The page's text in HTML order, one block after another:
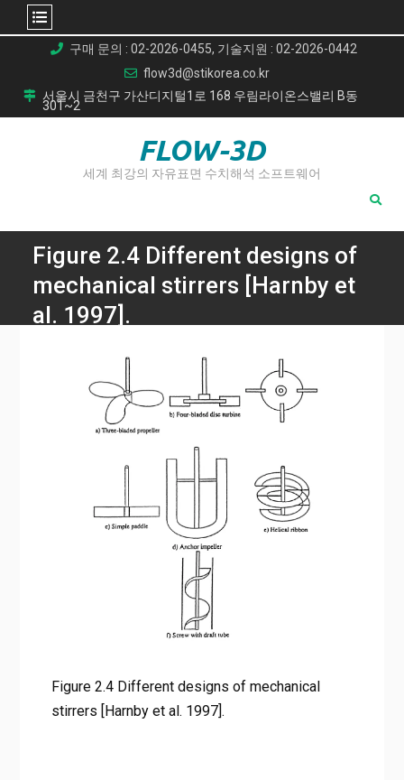
content
구매 문의 : 02-2026-0455, 기술지원 : 02-2026-0442
flow3d@stikorea.co.kr
서울시 금천구 가산디지털1로 168 우림라이온스밸리 B동
301~2
FLOW-3D
세계 최강의 자유표면 수치해석 소프트웨어
Figure 2.4 Different designs of
mechanical stirrers [Harnby et
al. 1997].
고강도 전단 용탕 처리: 주조 마그네슘 및 알루미늄 복합재의
기계적 특성을 극대화하는 방법
Figure 2.4 Different designs of mechanical stirrers [Harnby
Figure 2.4 Different designs of mechanical
stirrers [Harnby et al. 1997].